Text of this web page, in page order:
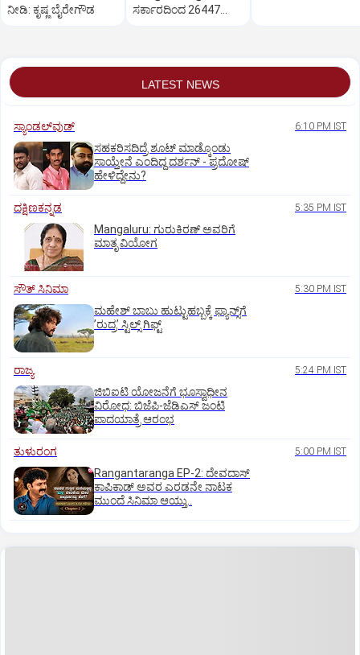
ನೀಡಿ: ಕೃಷ್ಣ ಬೈರೇಗೌಡ
ಸರ್ಕಾರದಿಂದ 26447
LATEST NEWS
ಸ್ಯಾಂಡಲ್‌ವುಡ್‌ 6:10 PM IST
ಸಹಕರಿಸದಿದ್ರೆ ಶೂಟ್‌ ಮಾಡ್ಕೊಂಡು
ಸಾಯ್ತೇನೆ ಎಂದಿದ್ದ ದರ್ಶನ್‌ - ಪ್ರದೋಷ್‌
ಹೇಳಿದ್ದೇನು?
ದಕ್ಷಿಣಕನ್ನಡ 5:35 PM IST
Mangaluru: ಗುರುಕಿರಣ್ ಅವರಿಗೆ
ಮಾತೃ ವಿಯೋಗ
ಸೌತ್‌ ಸಿನಿಮಾ 5:30 PM IST
ಮಹೇಶ್‌ ಬಾಬು ಹುಟ್ಟುಹಬ್ಬಕ್ಕೆ ಫ್ಯಾನ್ಸ್‌ಗೆ
ʼರುದ್ರʼ ಸ್ಟಿಲ್ಸ್‌ ಗಿಫ್ಟ್
ರಾಜ್ಯ 5:24 PM IST
ಜಿಬಿಐಟಿ ಯೋಜನೆಗೆ ಭೂಸ್ವಾಧೀನ
ವಿರೋಧ: ಬಿಜೆಪಿ-ಜೆಡಿಎಸ್‌ ಜಂಟಿ
ಪಾದಯಾತ್ರೆ ಆರಂಭ
ತುಳುರಂಗ 5:00 PM IST
Rangantaranga EP-2: ದೇವದಾಸ್
ಕಾಪಿಕಾಡ್‌ ಅವರ ಎರಡನೇ ನಾಟಕ
ಮುಂದೆ ಸಿನಿಮಾ ಆಯ್ತು..